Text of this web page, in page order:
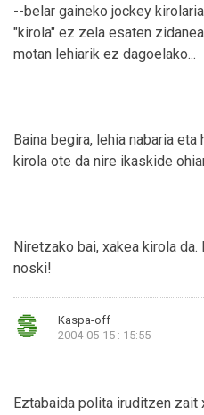
--belar gaineko jockey
"kirola" ez zela esaten
motan lehiarik ez dagoelako...
Baina begira, lehia nabaria eta
kirola ote da nire ikaskide
Niretzako bai, xakea kirola
noski!
Kaspa-off
2004-05-15 : 15:55
Eztabaida polita iruditzen zait